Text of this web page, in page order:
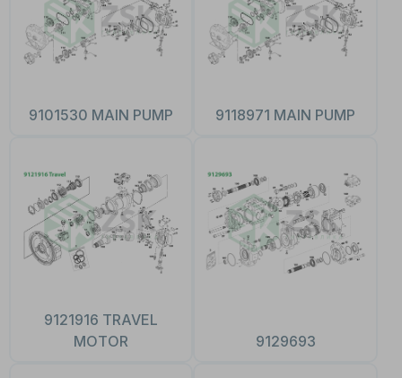
9101530 MAIN PUMP 9118971 MAIN PUMP
9121916 TRAVEL
MOTOR
9129693